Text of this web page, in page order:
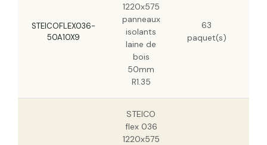
STEICOFLEX036-
50A10X9
1220x575
panneaux
isolants
laine de
bois
50mm
R1.35
63
paquet(s)
STEICO
flex 036
1220x575